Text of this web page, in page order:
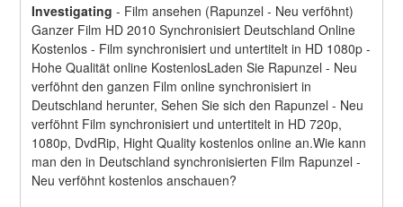
Investigating - Film ansehen (Rapunzel - Neu verföhnt)
Ganzer Film HD 2010 Synchronisiert Deutschland Online
Kostenlos - Film synchronisiert und untertitelt in HD 1080p -
Hohe Qualität online KostenlosLaden Sie Rapunzel - Neu
verföhnt den ganzen Film online synchronisiert in
Deutschland herunter, Sehen Sie sich den Rapunzel - Neu
verföhnt Film synchronisiert und untertitelt in HD 720p,
1080p, DvdRip, Hight Quality kostenlos online an.Wie kann
man den in Deutschland synchronisierten Film Rapunzel -
Neu verföhnt kostenlos anschauen?